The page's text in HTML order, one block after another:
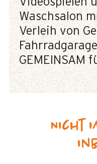
Waschsalon
Verleih von
Fahrradgarage
GEMEINSAM
Nicht